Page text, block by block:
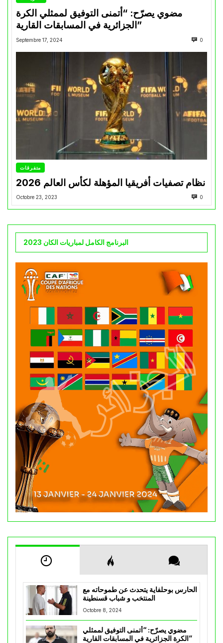
مضوي يصرّح: “أتمنى التوفيق لممثلي الكرة
الجزائرية في المسابقات القارية”
Septembre 17, 2024 0
متفرقات
نظام تصفيات أفريقيا المؤهلة لكأس العالم 2026
Octobre 23, 2023 0
البرنامج الكامل لمباريات الكان 2023
الحارس بوحلفاية يتحدث عن طموحاته مع
المنتخب و شباب قسنطينة
Octobre 8, 2024
مضوي يصرّح: “أتمنى التوفيق لممثلي
الكرة الجزائرية في المسابقات القارية”